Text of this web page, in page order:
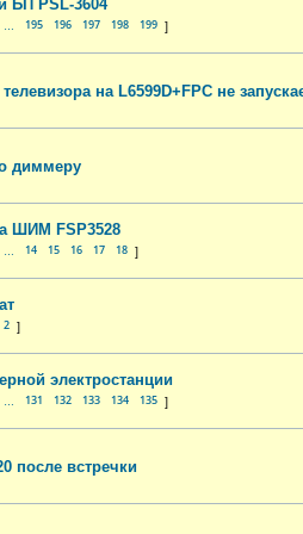
БП PSL-3604
195 196 197 198 199
на L6599D+FPC не
диммеру
ШИМ FSP3528
14 15 16 17 18
2
электростанции
131 132 133 134 135
после встречки